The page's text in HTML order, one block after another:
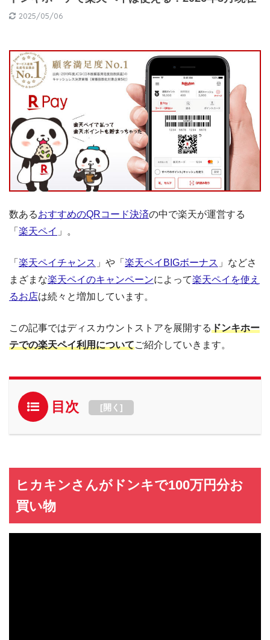
2025/05/06
数あるおすすめのQRコード決済の中で楽天が運営する
「 楽天ペイ 」。
「 楽天ペイチャンス 」や「 楽天ペイBIGボーナス 」などさ
まざまな楽天ペイのキャンペーンによって楽天ペイを使え
るお店は続々と増加しています。
この記事ではディスカウントストアを展開するドンキホー
テでの楽天ペイ利用についてご紹介していきます。
目次 [開く ]
ヒカキンさんがドンキで100万円分お
買い物